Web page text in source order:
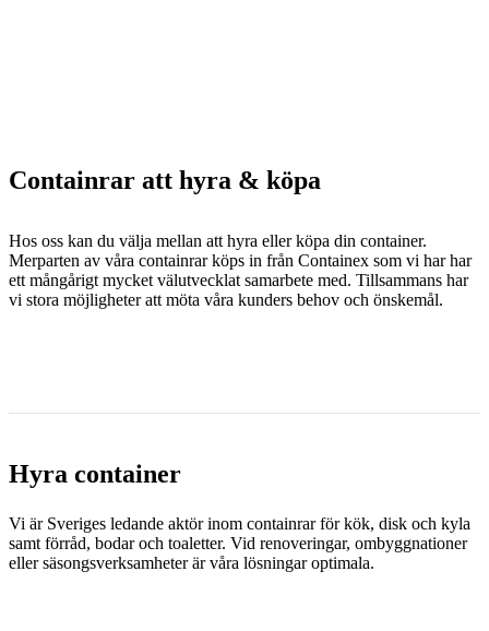
Containrar att hyra & köpa
Hos oss kan du välja mellan att hyra eller köpa din container.
Merparten av våra containrar köps in från Containex som vi har har
ett mångårigt mycket välutvecklat samarbete med. Tillsammans har
vi stora möjligheter att möta våra kunders behov och önskemål.
Hyra container
Vi är Sveriges ledande aktör inom containrar för kök, disk och kyla
samt förråd, bodar och toaletter. Vid renoveringar, ombyggnationer
eller säsongsverksamheter är våra lösningar optimala.